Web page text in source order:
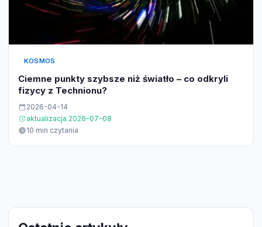
KOSMOS
Ciemne punkty szybsze niż światło – co odkryli
fizycy z Technionu?
2026-04-14
aktualizacja 2026-07-08
10 min czytania